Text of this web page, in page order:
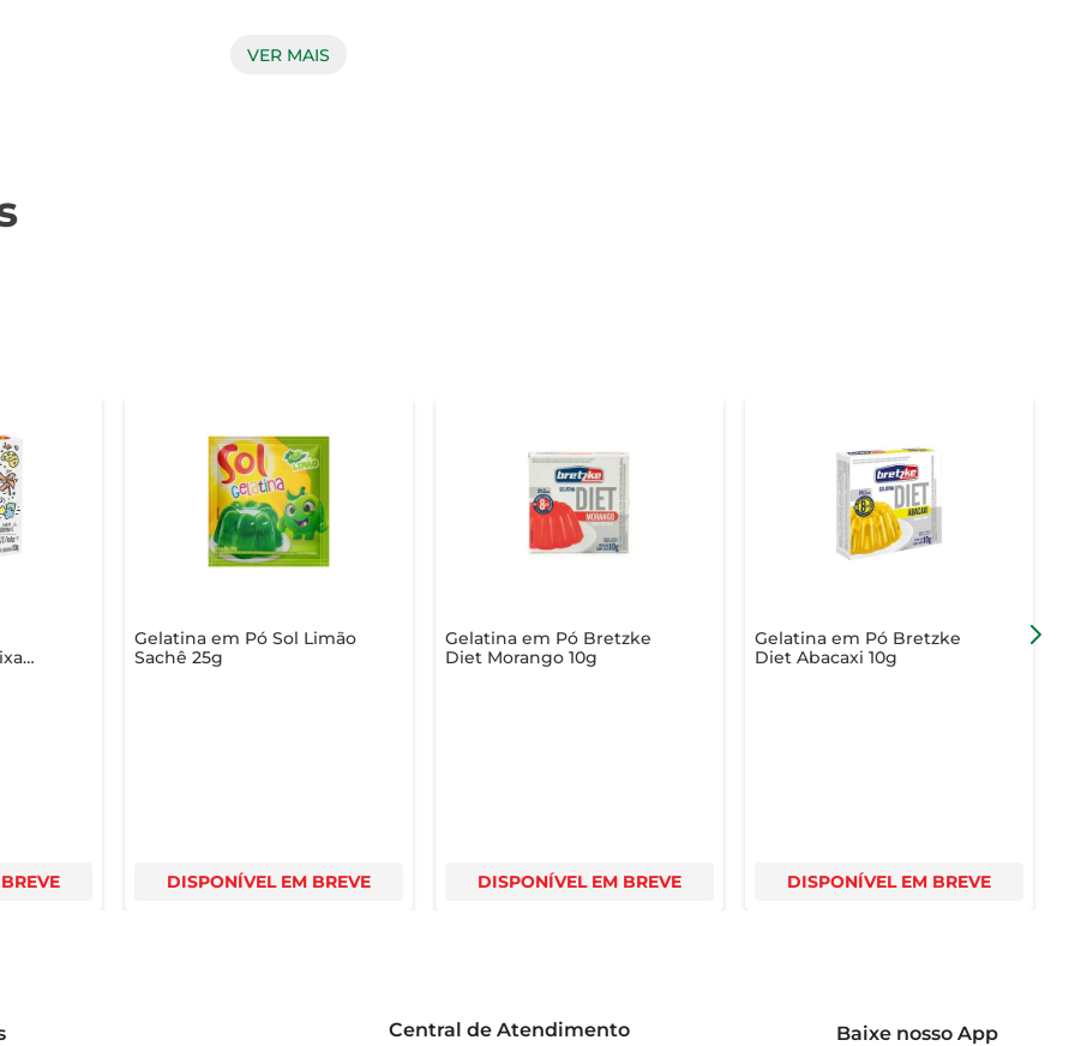
sobremesas. Sua versatilidade permite que você a utilize em diferentes preparações, como gelatinas com frutas,
como um simples pacote pode transformar seus momentos em algo mais especial e saboroso!
VER MAIS
Gelatina em Pó Sol Limão
Sachê 25g
DISPONÍVEL EM BREVE
Gelatina em Pó Bretzke
Diet Morango 10g
DISPONÍVEL EM BREVE
Gelatina em Pó Bretzke
Diet Abacaxi 10g
DISPONÍVEL EM BREVE
Central de Atendimento Baixe nosso App